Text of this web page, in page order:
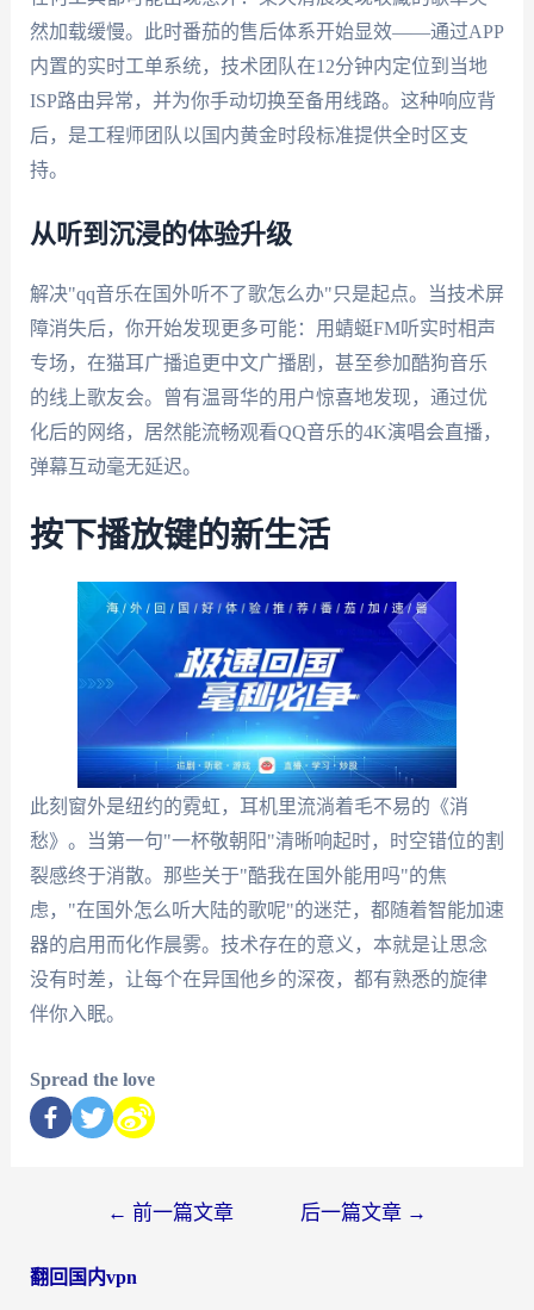
然加载缓慢。此时番茄的售后体系开始显效——通过APP
内置的实时工单系统，技术团队在12分钟内定位到当地
ISP路由异常，并为你手动切换至备用线路。这种响应背
后，是工程师团队以国内黄金时段标准提供全时区支
持。
从听到沉浸的体验升级
解决"qq音乐在国外听不了歌怎么办"只是起点。当技术屏
障消失后，你开始发现更多可能：用蜻蜓FM听实时相声
专场，在猫耳广播追更中文广播剧，甚至参加酷狗音乐
的线上歌友会。曾有温哥华的用户惊喜地发现，通过优
化后的网络，居然能流畅观看QQ音乐的4K演唱会直播，
弹幕互动毫无延迟。
按下播放键的新生活
此刻窗外是纽约的霓虹，耳机里流淌着毛不易的《消
愁》。当第一句"一杯敬朝阳"清晰响起时，时空错位的割
裂感终于消散。那些关于"酷我在国外能用吗"的焦
虑，"在国外怎么听大陆的歌呢"的迷茫，都随着智能加速
器的启用而化作晨雾。技术存在的意义，本就是让思念
没有时差，让每个在异国他乡的深夜，都有熟悉的旋律
伴你入眠。
Spread the love
← 前一篇文章 后一篇文章 →
翻回国内vpn